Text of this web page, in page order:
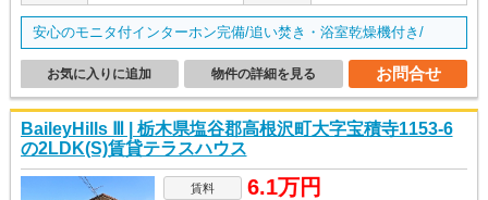
安心のモニタ付インターホン完備/追い焚き・浴室乾燥機付き/
お問合せ
物件の詳細を見る
お気に入りに追加
BaileyHills Ⅲ | 栃木県塩谷郡高根沢町大字宝積寺1153-6
の2LDK(S)賃貸テラスハウス
賃料 6.1万円